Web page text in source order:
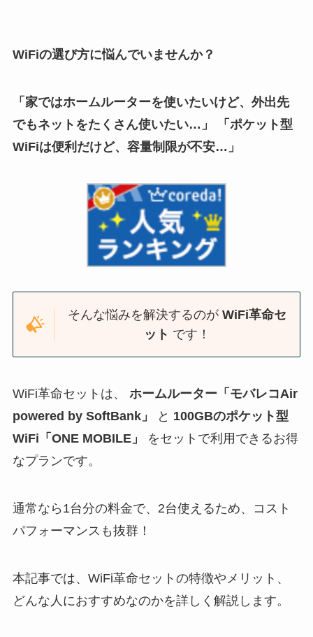
WiFiの選び方に悩んでいませんか？
「家ではホームルーターを使いたいけど、外出先
でもネットをたくさん使いたい…」 「ポケット型
WiFiは便利だけど、容量制限が不安…」
そんな悩みを解決するのが WiFi革命セ
ット です！
WiFi革命セットは、 ホームルーター「モバレコAir
powered by SoftBank」
と 100GBのポケット型
WiFi「ONE MOBILE」
をセットで利用できるお得
なプランです。
通常なら1台分の料金で、2台使えるため、コスト
パフォーマンスも抜群！
本記事では、WiFi革命セットの特徴やメリット、
どんな人におすすめなのかを詳しく解説します。